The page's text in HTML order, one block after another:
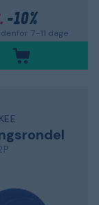
-10%
7-11 dage